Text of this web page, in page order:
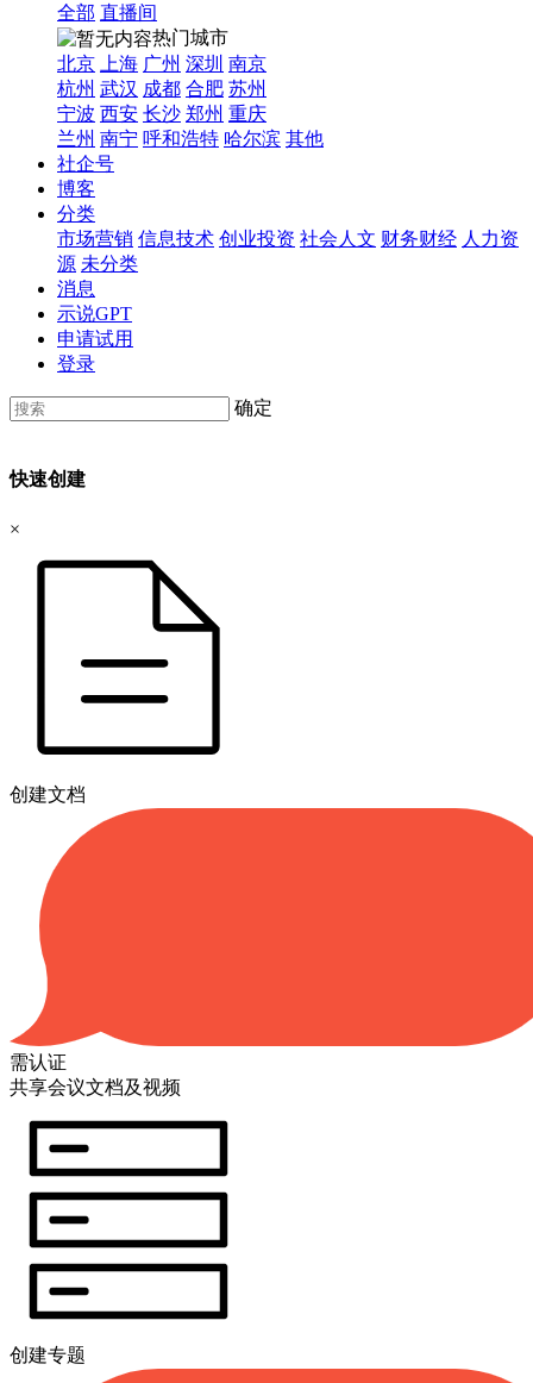
全部 直播间
热门城市
北京
上海 广州 深圳 南京
杭州 武汉 成都 合肥 苏州
宁波 西安 长沙 郑州 重庆
兰州 南宁 呼和浩特 哈尔滨 其他
社企号
博客
分类
市场营销 信息技术 创业投资 社会人文 财务财经 人力资
源 未分类
消息
示说GPT
申请试用
登录
确定
快速创建
×
创建文档
需认证
共享会议文档及视频
创建专题